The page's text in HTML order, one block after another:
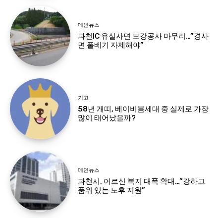
메인뉴스
과천IC 유실사면 보강공사 마무리…”경사
면 풀베기 자제해야”
기고
58년 개띠, 베이비붐세대 중 실제로 가장
많이 태어났을까?
메인뉴스
과천시, 어르신 복지 대폭 확대…”강하고
품위 있는 노후 지원”